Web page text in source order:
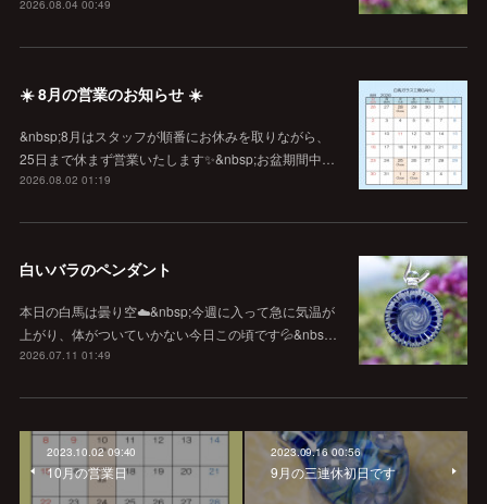
2026.08.04 00:49
☀️ 8月の営業のお知らせ ☀️
&nbsp;8月はスタッフが順番にお休みを取りながら、
25日まで休まず営業いたします✨&nbsp;お盆期間中…
2026.08.02 01:19
白いバラのペンダント
本日の白馬は曇り空☁️&nbsp;今週に入って急に気温が
上がり、体がついていかない今日この頃です💦&nbs…
2026.07.11 01:49
2023.10.02 09:40
10月の営業日
2023.09.16 00:56
9月の三連休初日です